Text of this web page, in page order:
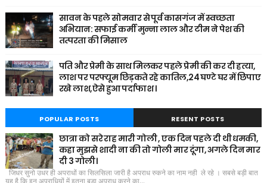
सावन के पहले सोमवार से पूर्व कासगंज में स्वच्छता
अभियान: सफाई कर्मी मुन्ना लाल और टीम ने पेश की
तत्परता की मिसाल
पति और प्रेमी के साथ मिलकर पहले प्रेमी की कर दी हत्या,
लाश पर परफ्यूम छिड़कते रहे कातिल,24 घण्टे घर में छिपाए
रखे लाश,ऐसे हुआ पर्दाफाश ।
POPULAR POSTS RESENT POSTS
छात्रा को सरे राह मारी गोली , एक दिन पहले दी थी धमकी,
कहा मुझसे शादी ना की तो गोली मार दूंगा, अगले दिन मार
दी 3 गोली।
जिधर सुनो उधर ही अपराधों का सिलसिला जारी है अपराध रुकने का नाम नही ले रहे । सबसे बड़ी बात